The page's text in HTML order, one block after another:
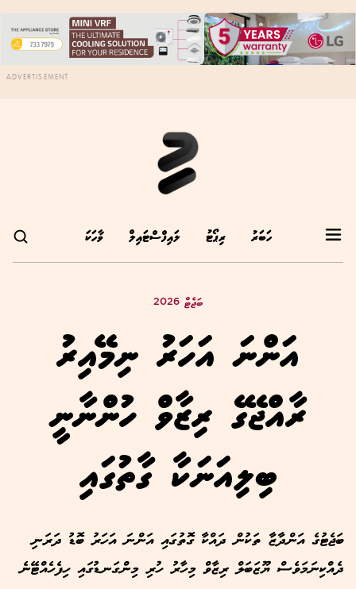
ADVERTISEMENT
ހަބަރު ރިޕޯޓު ލައިފްސްޓައިލް ވާހަކަ
ބަޖެޓް 2026
އަންނަ އަހަރު ނިމޭއިރު
ރާއްޖޭގެ ރިޒާވް ހުންނާނީ
ބިލިއަނަކާ ގާތުގައި
ބަޖެޓުގެ އަންދާޒާ ތަކުން ދައްކާ ގޮތުގައި އަންނަ އަހަރު ބޮޑު ދަރަނި
ދެއްކިނަމަވެސް ޔޫޒަބަލް ރިޒާވް މިހާރު ހުރި މިންގަނޑުގައި ހިފެހެއްޓޭނެ